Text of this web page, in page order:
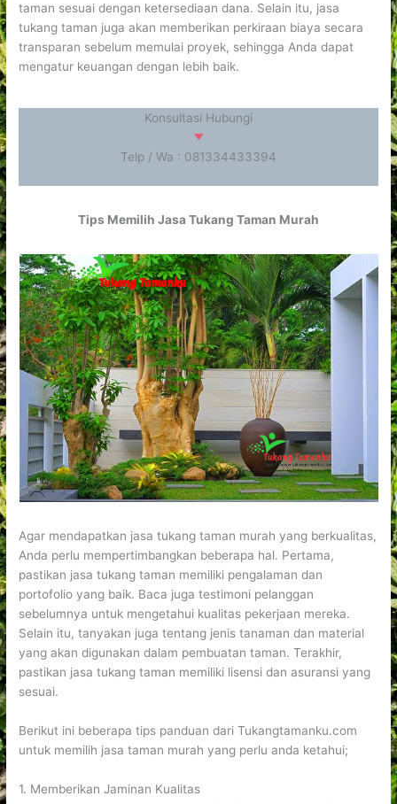
taman sesuai dengan ketersediaan dana. Selain itu, jasa
tukang taman juga akan memberikan perkiraan biaya secara
transparan sebelum memulai proyek, sehingga Anda dapat
mengatur keuangan dengan lebih baik.
Konsultasi Hubungi
Telp / Wa : 081334433394
Tips Memilih Jasa Tukang Taman Murah
Agar mendapatkan jasa tukang taman murah yang berkualitas,
Anda perlu mempertimbangkan beberapa hal. Pertama,
pastikan jasa tukang taman memiliki pengalaman dan
portofolio yang baik. Baca juga testimoni pelanggan
sebelumnya untuk mengetahui kualitas pekerjaan mereka.
Selain itu, tanyakan juga tentang jenis tanaman dan material
yang akan digunakan dalam pembuatan taman. Terakhir,
pastikan jasa tukang taman memiliki lisensi dan asuransi yang
sesuai.
Berikut ini beberapa tips panduan dari Tukangtamanku.com
untuk memilih jasa taman murah yang perlu anda ketahui;
1. Memberikan Jaminan Kualitas